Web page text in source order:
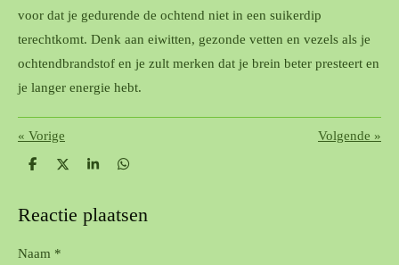
voor dat je gedurende de ochtend niet in een suikerdip
terechtkomt. Denk aan eiwitten, gezonde vetten en vezels als je
ochtendbrandstof en je zult merken dat je brein beter presteert en
je langer energie hebt.
« Vorige Volgende »
D
n
D
l
S
r
e
D
n
Reactie plaatsen
Naam *